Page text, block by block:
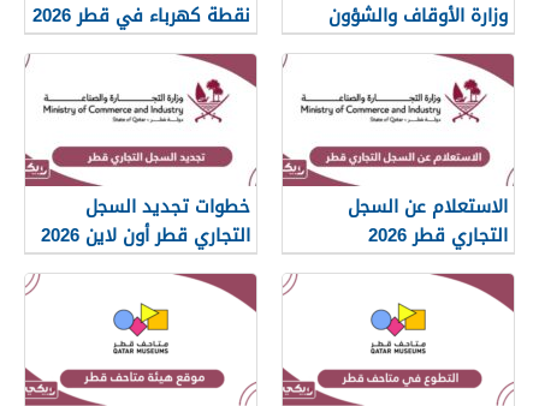
وزارة الأوقاف والشؤون
الإسلامية قطر 2026
نقطة كهرباء في قطر 2026
الاستعلام عن السجل
التجاري قطر 2026
خطوات تجديد السجل
التجاري قطر أون لاين 2026